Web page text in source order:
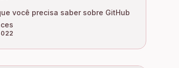
você precisa saber sobre GitHub